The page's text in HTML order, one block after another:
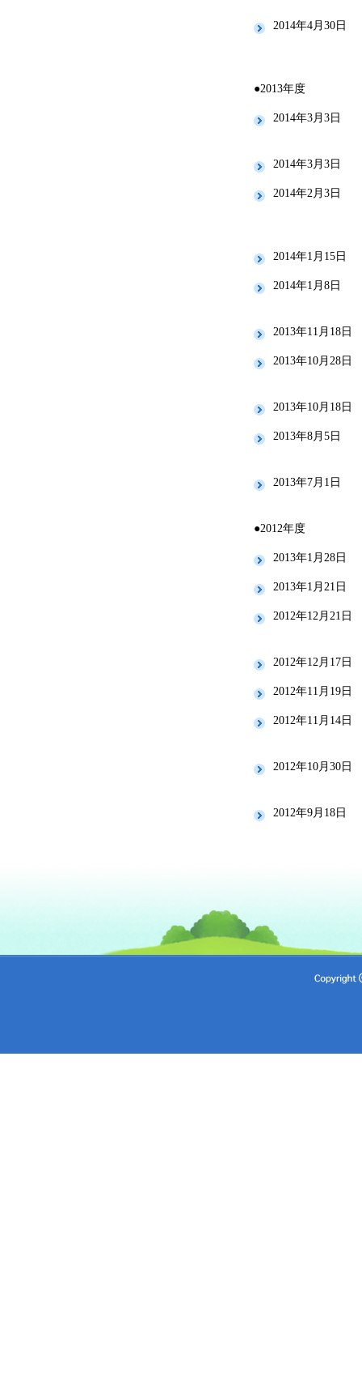
2014年4月30日
●2013年度
2014年3月3日
2014年3月3日
2014年2月3日
2014年1月15日
2014年1月8日
2013年11月18日
2013年10月28日
2013年10月18日
2013年8月5日
2013年7月1日
●2012年度
2013年1月28日
2013年1月21日
2012年12月21日
2012年12月17日
2012年11月19日
2012年11月14日
2012年10月30日
2012年9月18日